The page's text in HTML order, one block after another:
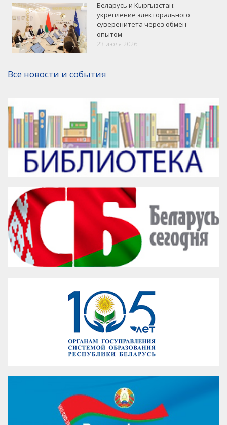
Версия для печати
Беларусь и Кыргызстан:
укрепление электорального
суверенитета через обмен
опытом
23 июля 2026
Все новости и события